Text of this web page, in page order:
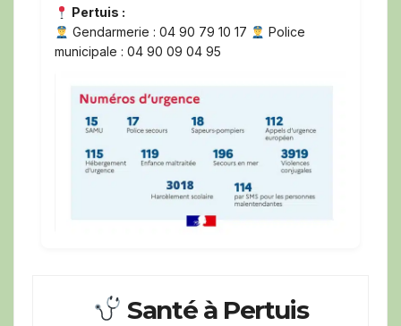
Pertuis :
Gendarmerie : 04 90 79 10 17
Police
municipale : 04 90 09 04 95
Santé à Pertuis